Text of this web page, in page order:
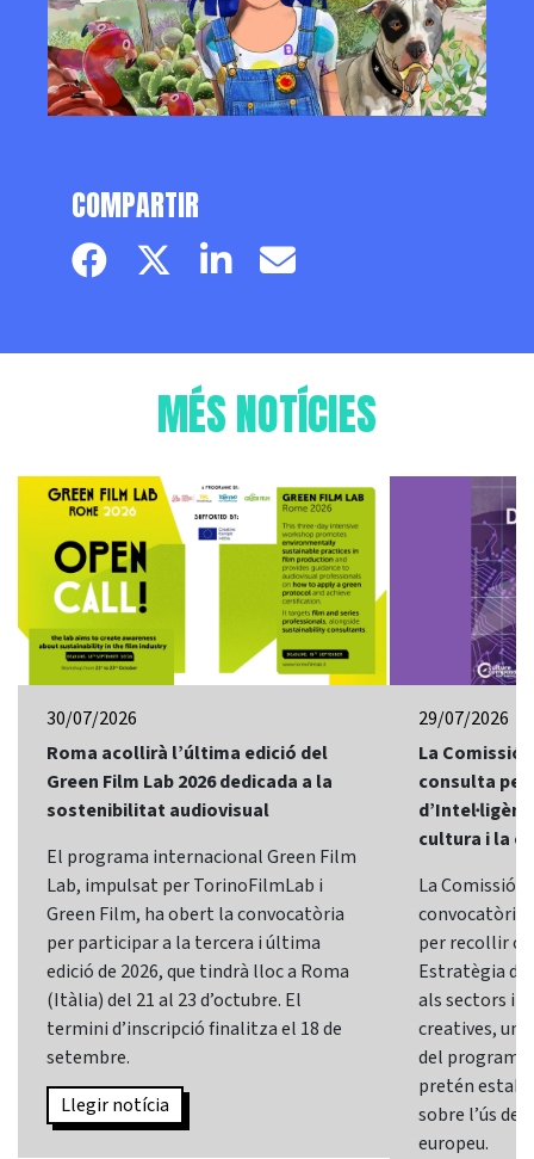
COMPARTIR
Facebook pageTwitter page
LinkedinEmail
MÉS NOTÍCIES
30/07/2026
Roma acollirà l’última edició del
Green Film Lab 2026 dedicada a la
sostenibilitat audiovisual
El programa internacional Green Film
Lab, impulsat per TorinoFilmLab i
Green Film, ha obert la convocatòria
per participar a la tercera i última
edició de 2026, que tindrà lloc a Roma
(Itàlia) del 21 al 23 d’octubre. El
termini d’inscripció finalitza el 18 de
setembre.
Llegir notícia
29/07/2026
La Comissió
consulta
cultura i la
La Comissió
convocatòria
per recollir
Estratègia
als sectors i
creatives,
del programa
pretén
sobre l’ús de
europeu.